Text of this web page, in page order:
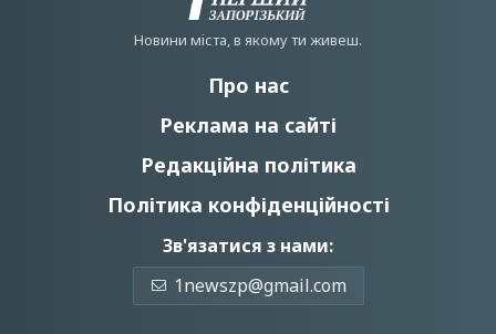
Новини мiста, в якому ти живеш.
Про нас
Реклама на сайті
Редакційна політика
Політика конфіденційності
Зв'язатися з нами:
1newszp@gmail.com